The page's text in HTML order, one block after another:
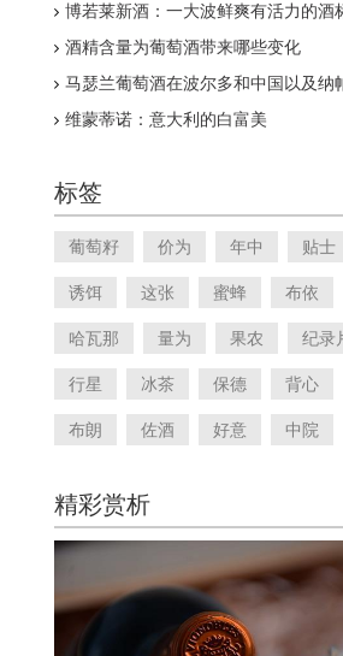
博若莱新酒：一大波鲜爽有活力的酒
酒精含量为葡萄酒带来哪些变化
马瑟兰葡萄酒在波尔多和中国以及纳
维蒙蒂诺：意大利的白富美
标签
葡萄籽 价为 年中 贴士
诱饵 这张 蜜蜂 布依
哈瓦那 量为 果农 纪录
行星 冰茶 保德 背心
布朗 佐酒 好意 中院
精彩赏析